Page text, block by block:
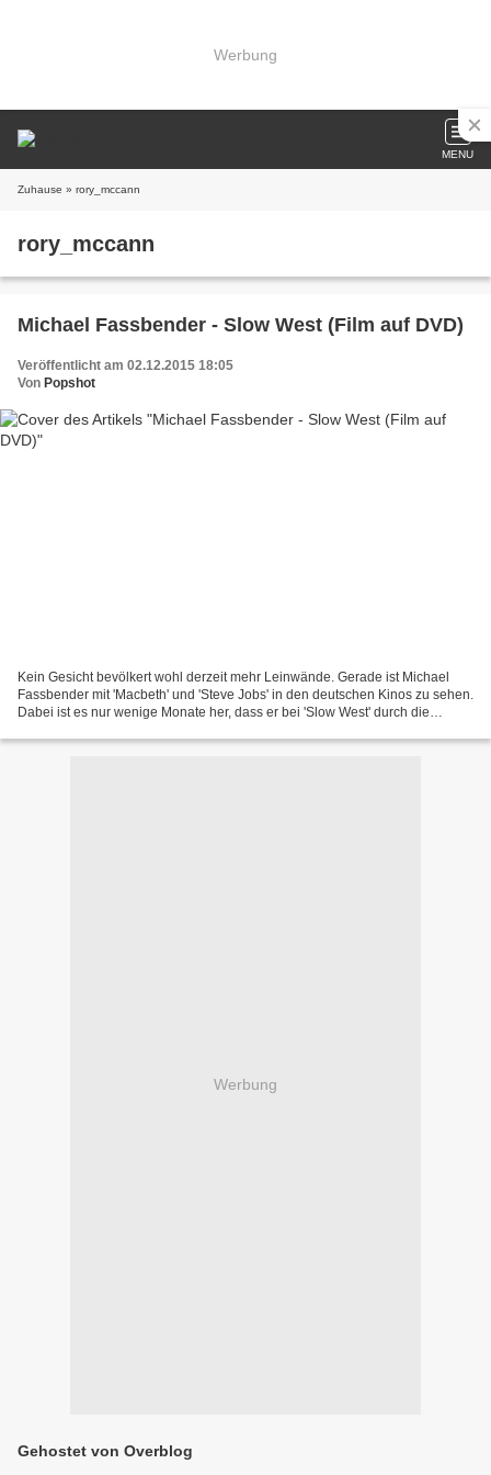
Werbung
MENU
Zuhause » rory_mccann
rory_mccann
Michael Fassbender - Slow West (Film auf DVD)
Veröffentlicht am 02.12.2015 18:05
Von Popshot
Kein Gesicht bevölkert wohl derzeit mehr Leinwände. Gerade ist Michael
Fassbender mit 'Macbeth' und 'Steve Jobs' in den deutschen Kinos zu sehen.
Dabei ist es nur wenige Monate her, dass er bei 'Slow West' durch die
Werbung
Gehostet von Overblog